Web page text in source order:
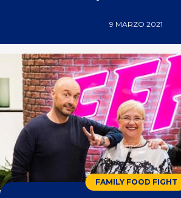
9 MARZO 2021
FAMILY FOOD FIGHT